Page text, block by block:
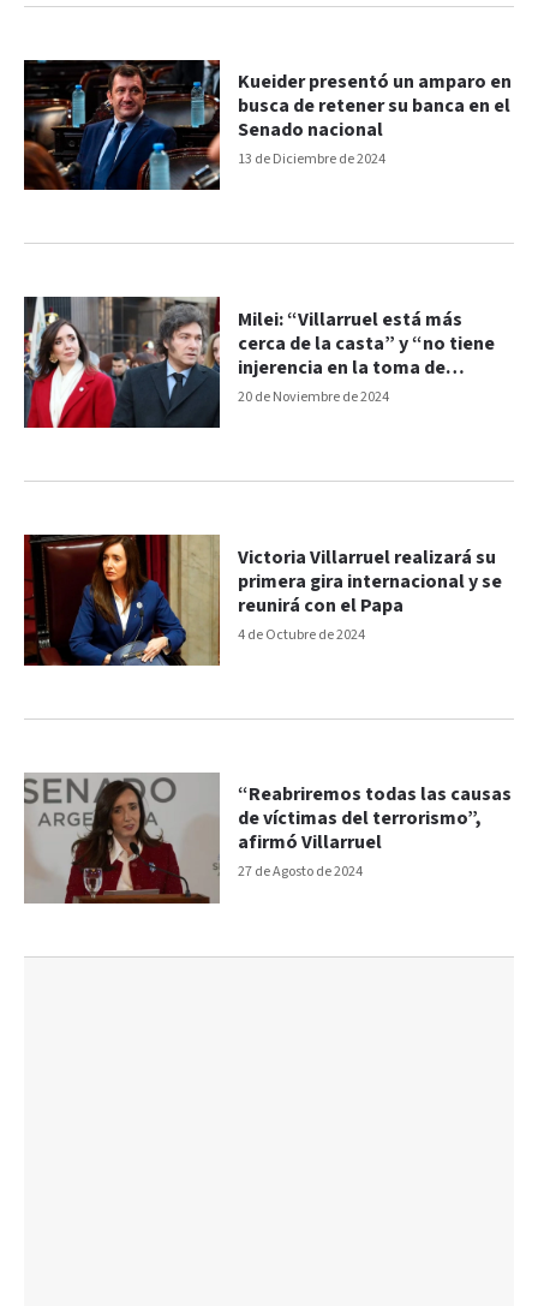
13 de Diciembre de 2024
Kueider presentó un amparo en
busca de retener su banca en el
Senado nacional
20 de Noviembre de 2024
Milei: “Villarruel está más
cerca de la casta” y “no tiene
injerencia en la toma de
decisiones”
4 de Octubre de 2024
Victoria Villarruel realizará su
primera gira internacional y se
reunirá con el Papa
27 de Agosto de 2024
“Reabriremos todas las causas
de víctimas del terrorismo”,
afirmó Villarruel